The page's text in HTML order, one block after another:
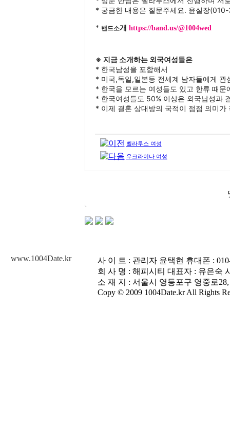
* 궁금한 내용은 질문주세요. 윤실장
* 밴드소개 https://band.us/@1004wed
※ 지금 소개하는 외국여성들은
* 한국남성을 포함해서
* 미국,독일,일본등 전세계 남자들에게 관
* 한국을 모르는 여성들도 있고 한류 때문
* 한국여성들도 50% 이상은 외국남성과
* 이제 결혼 상대방의 국적이 점점 의미가
벨라루스 여성
우크라이나 여성
사 이 트 : 관리자 윤택현 휴대폰 :
회 사 명 : 해피시티 대표자 : 유은숙
소 재 지 : 서울시 영등포구 영중로
Copy © 2009 1004Date.kr All Rights
www.1004Date.kr